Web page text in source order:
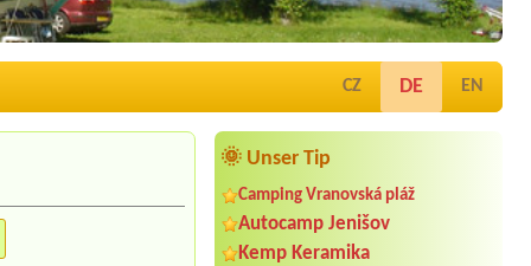
CZ DE EN
🌞 Unser Tip
Camping Vranovská pláž
Autocamp Jenišov
Kemp Keramika